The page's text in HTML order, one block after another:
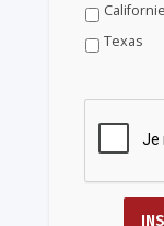
Texas